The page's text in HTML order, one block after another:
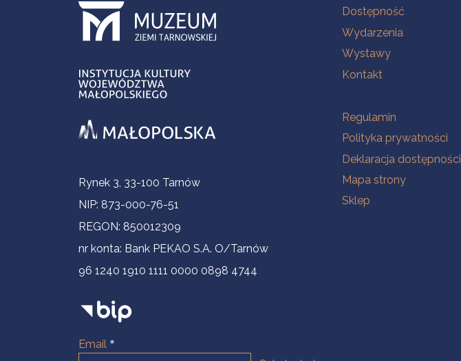
Informacje kontaktowe
Rynek 3, 33-100 Tarnów
NIP: 873-000-76-51
REGON: 850012309
nr konta: Bank PEKAO S.A. O/Tarnów
96 1240 1910 1111 0000 0898 4744
Email
Na skróty
Dostępność
Wydarzenia
Wystawy
Kontakt
Na skróty
Regulamin
Polityka prywatności
Deklaracja dostępności
Mapa strony
Sklep